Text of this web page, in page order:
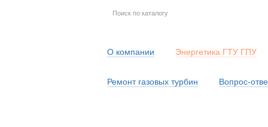
О компании Энергетика ГТУ ГПУ
Ремонт газовых турбин Вопрос-